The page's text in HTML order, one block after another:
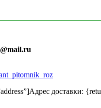
доставки: